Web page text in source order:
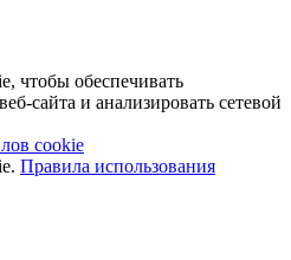
чтобы обеспечивать
сайта и анализировать сетевой
cookie
Правила использования